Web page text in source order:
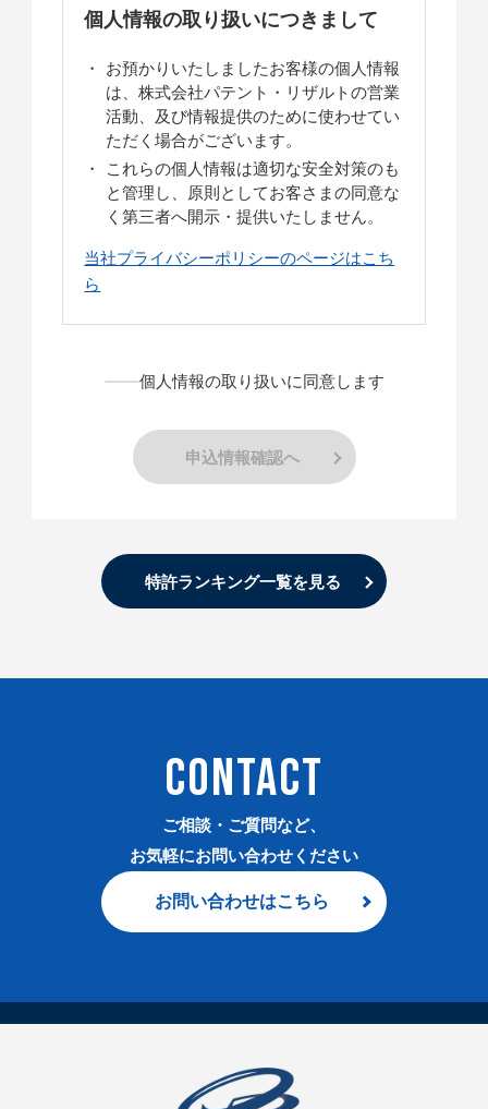
個人情報の取り扱いにつきまして
お預かりいたしましたお客様の個人情報
は、株式会社パテント・リザルトの営業
活動、及び情報提供のために使わせてい
ただく場合がございます。
これらの個人情報は適切な安全対策のも
と管理し、原則としてお客さまの同意な
く第三者へ開示・提供いたしません。
当社プライバシーポリシーのページはこち
ら
個人情報の取り扱いに同意します
申込情報確認へ
特許ランキング一覧を見る
ご相談・ご質問など、
お気軽にお問い合わせください
CONTACT
お問い合わせはこちら